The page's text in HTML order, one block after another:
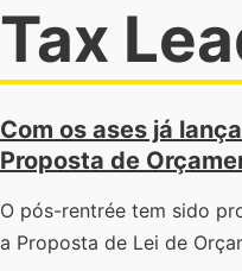
Tax
Com os ases já
Proposta de
O pós-rentrée tem sido
a Proposta de Lei de